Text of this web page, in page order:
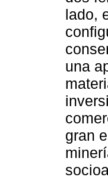
lado,
una
gran